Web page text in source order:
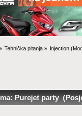
Tehnička pitanja» Injection
Purejet party